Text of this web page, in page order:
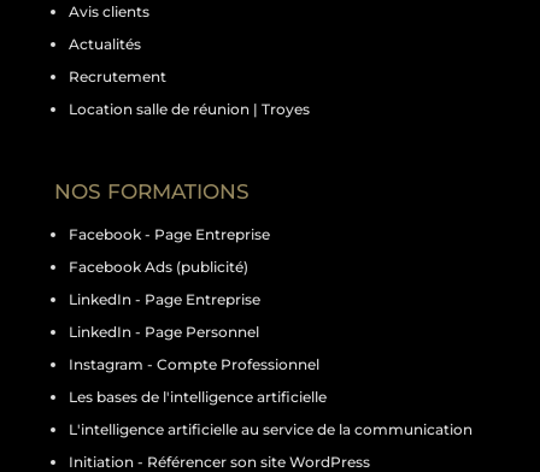
Avis clients
Actualités
Recrutement
Location salle de réunion | Troyes
NOS FORMATIONS
Facebook - Page Entreprise
Facebook Ads (publicité)
LinkedIn - Page Entreprise
LinkedIn - Page Personnel
Instagram - Compte Professionnel
Les bases de l'intelligence artificielle
L'intelligence artificielle au service de la communication
Initiation - Référencer son site WordPress